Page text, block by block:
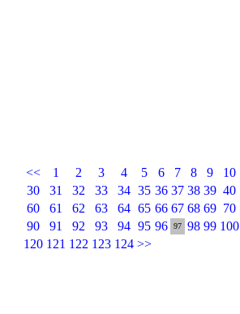
<< 1 2 3 4 5 6 7 8 9 10
30
31 32 33 34 35 36 37 38 39 40
60
61 62 63 64 65 66 67 68 69 70
90
91 92 93 94 95 96 97 98 99 100
120 121 122 123 124 >>